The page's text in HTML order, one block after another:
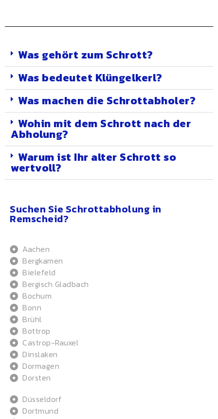
Was gehört zum Schrott?
Was bedeutet Klüngelkerl?
Was machen die Schrottabholer?
Wohin mit dem Schrott nach der
Abholung?
Warum ist Ihr alter Schrott so
wertvoll?
Suchen Sie Schrottabholung in
Remscheid?
Aachen
Bergkamen
Bielefeld
Bergisch Gladbach
Bochum
Bonn
Brühl
Bottrop
Castrop-Rauxel
Dinslaken
Dormagen
Dorsten
Düsseldorf
Dortmund